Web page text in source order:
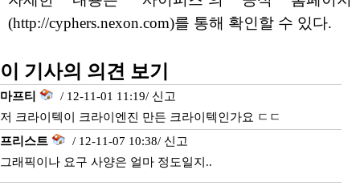
(http://cyphers.nexon.com)를 통해 확인할 수 있다.
이 기사의 의견 보기
마프티 / 12-11-01 11:19/ 신고
저 크라이텍이 크라이엔진 만든 크라이텍인가요 ㄷㄷ
프리스트
/ 12-11-07 10:38/ 신고
그래픽이나 요구 사양은 얼마 정도일지..